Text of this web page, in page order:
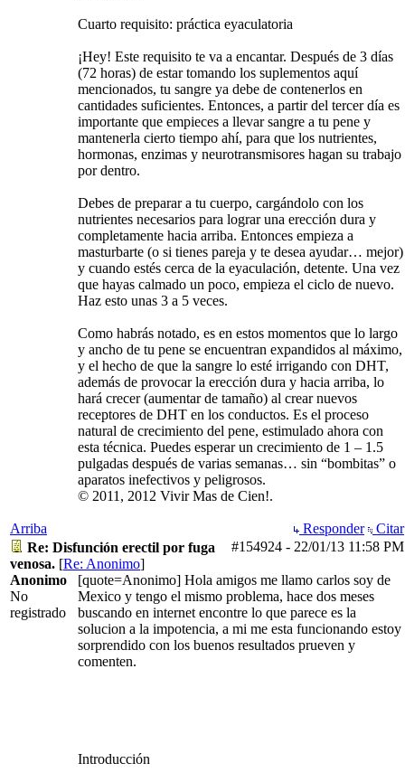
Cuarto requisito: práctica eyaculatoria
¡Hey! Este requisito te va a encantar. Después de 3 días
(72 horas) de estar tomando los suplementos aquí
mencionados, tu sangre ya debe de contenerlos en
cantidades suficientes. Entonces, a partir del tercer día es
importante que empieces a llevar sangre a tu pene y
mantenerla cierto tiempo ahí, para que los nutrientes,
hormonas, enzimas y neurotransmisores hagan su trabajo
por dentro.
Debes de preparar a tu cuerpo, cargándolo con los
nutrientes necesarios para lograr una erección dura y
completamente hacia arriba. Entonces empieza a
masturbarte (o si tienes pareja y te desea ayudar… mejor)
y cuando estés cerca de la eyaculación, detente. Una vez
que hayas calmado un poco, empieza el ciclo de nuevo.
Haz esto unas 3 a 5 veces.
Como habrás notado, es en estos momentos que lo largo
y ancho de tu pene se encuentran expandidos al máximo,
y el hecho de que la sangre lo esté irrigando con DHT,
además de provocar la erección dura y hacia arriba, lo
hará crecer (aumentar de tamaño) al crear nuevos
receptores de DHT en los conductos. Es el proceso
natural de crecimiento del pene, estimulado ahora con
esta técnica. Puedes esperar un crecimiento de 1 – 1.5
pulgadas después de varias semanas… sin “bombitas” o
aparatos inefectivos y peligrosos.
© 2011, 2012 Vivir Mas de Cien!.
Arriba Responder
Citar
#154924 - 22/01/13 11:58 PM
Re: Disfunción erectil por fuga
venosa. [Re: Anonimo]
Anonimo
No
registrado
[quote=Anonimo] Hola amigos me llamo carlos soy de
Mexico y tengo el mismo problema, hace dos meses
buscando en internet encontre lo que parece es la
solucion a la impotencia, a mi me esta funcionando estoy
sorprendido con los buenos resultados prueven y
comenten.
Introducción